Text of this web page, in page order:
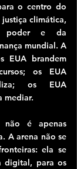
o centro do
climática,
poder e da
mundial. A
EUA brandem
os EUA
os EUA
mediar.
não é apenas
A arena não se
ela se
digital, para os